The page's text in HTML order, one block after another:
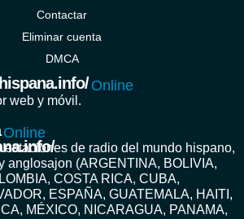
Contactar
Eliminar cuenta
DMCA
Online
web y móvil.
Online
de radio del mundo hispano,
anglosajon (ARGENTINA, BOLIVIA,
COSTA RICA, CUBA,
ESPAÑA, GUATEMALA, HAITI,
MÉXICO, NICARAGUA, PANAMA,